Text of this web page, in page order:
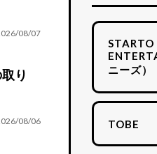
08/07
り
08/06
STARTO
ニーズ）
TOBE